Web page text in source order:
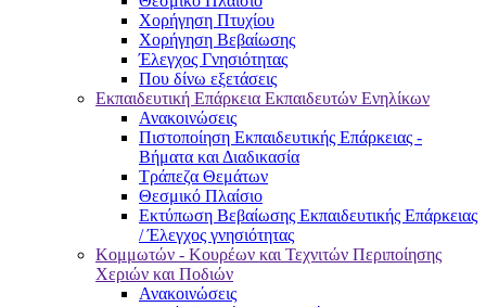
Χορήγηση Πτυχίου
Χορήγηση Βεβαίωσης
Έλεγχος Γνησιότητας
Που δίνω εξετάσεις
Εκπαιδευτική Επάρκεια Εκπαιδευτών Ενηλίκων
Ανακοινώσεις
Πιστοποίηση Εκπαιδευτικής Επάρκειας -
Βήματα και Διαδικασία
Τράπεζα Θεμάτων
Θεσμικό Πλαίσιο
Εκτύπωση Βεβαίωσης Εκπαιδευτικής Επάρκειας
/ Έλεγχος γνησιότητας
Κομμωτών - Κουρέων και Τεχνιτών Περιποίησης
Χεριών και Ποδιών
Ανακοινώσεις